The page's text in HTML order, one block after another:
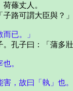
蓧丈人。
可謂大臣與？」
已。」
子曰：「蒲多壯
。
，故曰「執」也。